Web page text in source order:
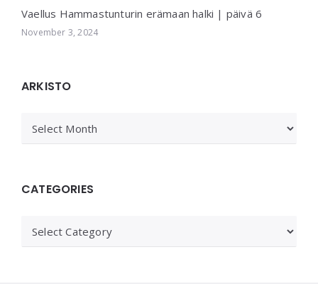
Vaellus Hammastunturin erämaan halki | päivä 6
November 3, 2024
ARKISTO
CATEGORIES